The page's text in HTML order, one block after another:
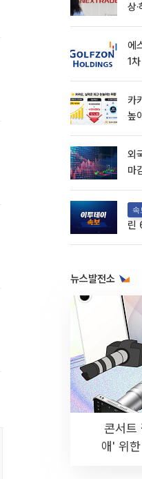
상
에
1
카
높
외
마
속
린
뉴스발전소
콘서트
애' 위